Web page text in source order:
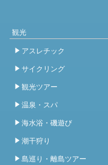
観光
アスレチック
サイクリング
観光ツアー
温泉・スパ
海水浴・磯遊び
潮干狩り
島巡り・離島ツアー